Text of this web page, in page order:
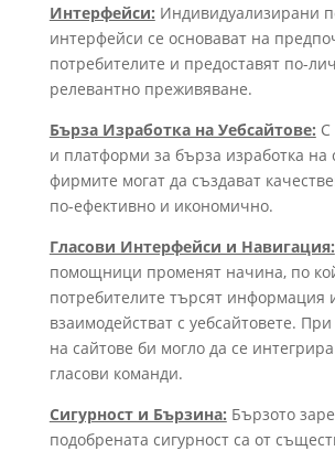
Интерфейси: Индивидуализирани
интерфейси се основават на
потребителите и предоставят по-
релевантно преживяване.
Бърза Изработка на Уебсайтове: С
и платформи за бърза изработка на
фирмите могат да създават
по-ефективно и икономично.
Гласови Интерфейси и Навигация:
помощници променят начина, по
потребителите търсят информация
взаимодействат с уебсайтовете.
на сайтове би могло да се
гласови команди.
Сигурност и Бързина: Бързото
подобрената сигурност са от